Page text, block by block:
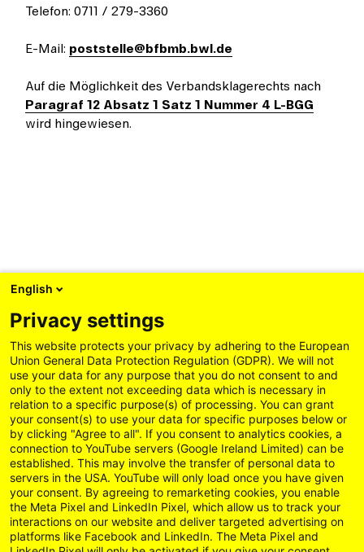
Telefon: 0711 / 279-3360
E-Mail: poststelle@bfbmb.bwl.de
Auf die Möglichkeit des Verbandsklagerechts nach
Paragraf 12 Absatz 1 Satz 1 Nummer 4 L-BGG
wird hingewiesen.
English
Privacy settings
This website protects your privacy by adhering to the European
Union General Data Protection Regulation (GDPR). We will not
use your data for any purpose that you do not consent to and
only to the extent not exceeding data which is necessary in
relation to a specific purpose(s) of processing. You can grant
your consent(s) to use your data for specific purposes below or
by clicking "Agree to all". If you consent to analytics cookies, a
connection to YouTube servers (Google Ireland Limited) can be
established. This may involve the transfer of personal data to
servers in the USA. YouTube will only load once you have given
your consent. By agreeing to remarketing cookies, you enable
the Meta Pixel and LinkedIn Pixel, which allow us to track your
interactions on our website and deliver targeted advertising on
platforms like Facebook and LinkedIn. The Meta Pixel and